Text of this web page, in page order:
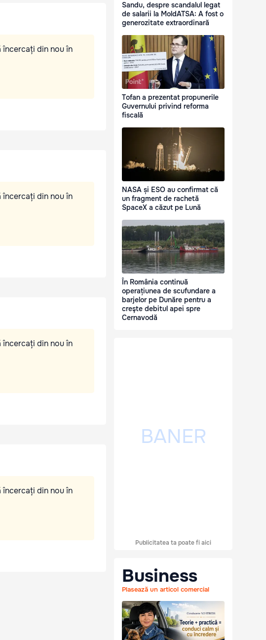
încercați din nou în
încercați din nou în
încercați din nou în
încercați din nou în
Sandu, despre scandalul legat
de salarii la MoldATSA: A fost o
generozitate extraordinară
Tofan a prezentat propunerile
Guvernului privind reforma
fiscală
NASA și ESO au confirmat că
un fragment de rachetă
SpaceX a căzut pe Lună
În România continuă
operațiunea de scufundare a
barjelor pe Dunăre pentru a
creşte debitul apei spre
Cernavodă
Publicitatea ta poate fi aici
Business
Plasează un articol comercial